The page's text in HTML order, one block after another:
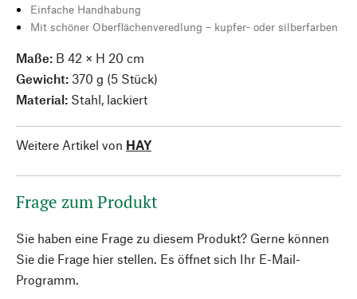
Einfache Handhabung
Mit schöner Oberflächenveredlung – kupfer- oder silberfarben
Maße: B 42 × H 20 cm
Gewicht: 370 g (5 Stück)
Material: Stahl, lackiert
Weitere Artikel von HAY
Frage zum Produkt
Sie haben eine Frage zu diesem Produkt? Gerne können
Sie die Frage hier stellen. Es öffnet sich Ihr E-Mail-
Programm.